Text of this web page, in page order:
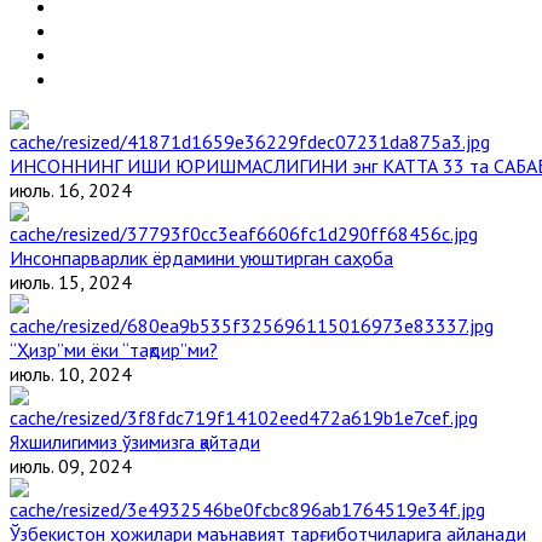
ИНСОННИНГ ИШИ ЮРИШМАСЛИГИНИ энг КАТТА 33 та
июль. 16, 2024
Инсонпарварлик ёрдамини уюштирган саҳоба
июль. 15, 2024
“Ҳизр”ми ёки “тақдир”ми?
июль. 10, 2024
Яхшилигимиз ўзимизга қайтади
июль. 09, 2024
Ўзбекистон ҳожилари маънавият тарғиботчиларига айланади